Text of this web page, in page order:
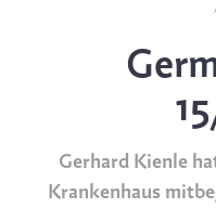
Gerhard Kienle
Krankenhaus